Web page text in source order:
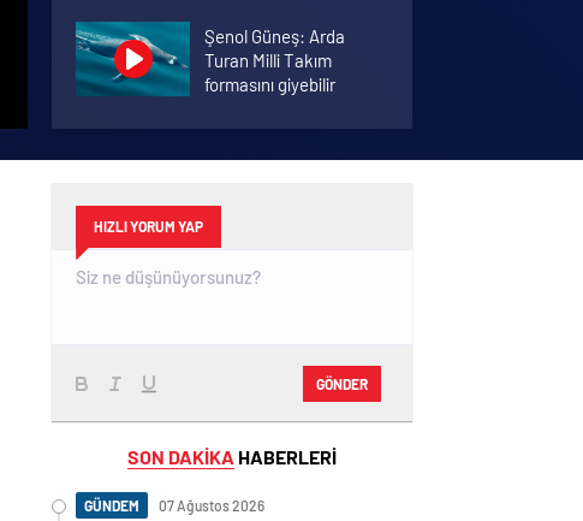
Şenol Güneş: Arda
Turan Milli Takım
formasını giyebilir
İkinci dalganın
yaşandığı Bursa’da
HIZLI YORUM YAP
GÖNDER
SON DAKİKA HABERLERİ
GÜNDEM 07 Ağustos 2026